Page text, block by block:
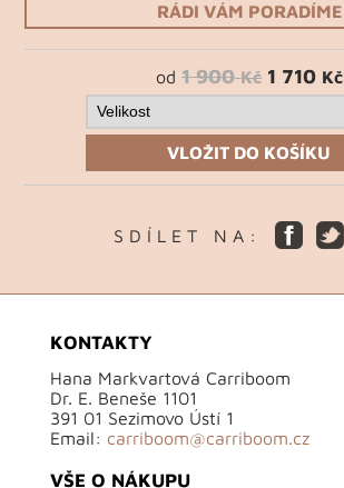
RÁDI VÁM PORADÍME
od 1 900 Kč 1 710 Kč
VLOŽIT DO KOŠÍKU
S D Í L E T N A :
KONTAKTY
Hana Markvartová Carriboom
Dr. E. Beneše 1101
391 01 Sezimovo Ústí 1
Email: carriboom@carriboom.cz
VŠE O NÁKUPU